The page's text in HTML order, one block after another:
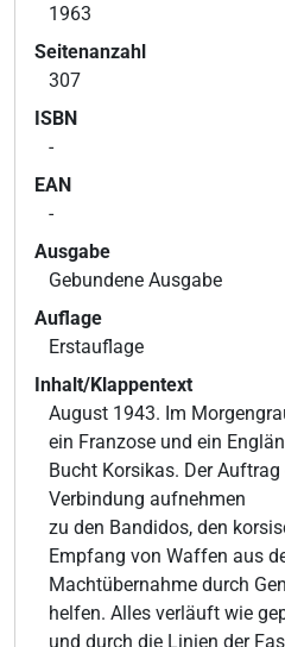
1963
Seitenanzahl
307
ISBN
-
EAN
-
Ausgabe
Gebundene Ausgabe
Auflage
Erstauflage
Inhalt/Klappentext
August 1943. Im
ein Franzose und ein
Bucht Korsikas. Der
Verbindung aufnehmen
zu den Bandidos, den
Empfang von Waffen aus
Machtübernahme durch
helfen. Alles verläuft wie
und durch die Linien der